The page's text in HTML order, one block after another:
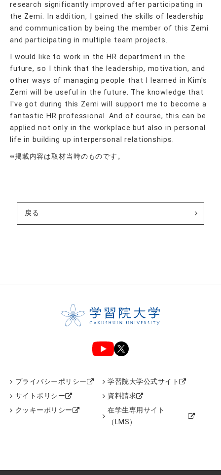
research significantly improved after participating in
the Zemi. In addition, I gained the skills of leadership
and communication by being the member of this Zemi
and participating in multiple team projects.
I would like to work in the HR department in the
future, so I think that the leadership, motivation, and
other ways of managing people that I learned in Kim's
Zemi will be useful in the future. The knowledge that
I've got during this Zemi will support me to become a
fantastic HR professional. And of course, this can be
applied not only in the workplace but also in personal
life in building up interpersonal relationships.
※掲載内容は取材当時のものです。
戻る
プライバシーポリシー
サイトポリシー
クッキーポリシー
学習院大学公式サイト
資料請求
在学生専用サイト
（LMS）